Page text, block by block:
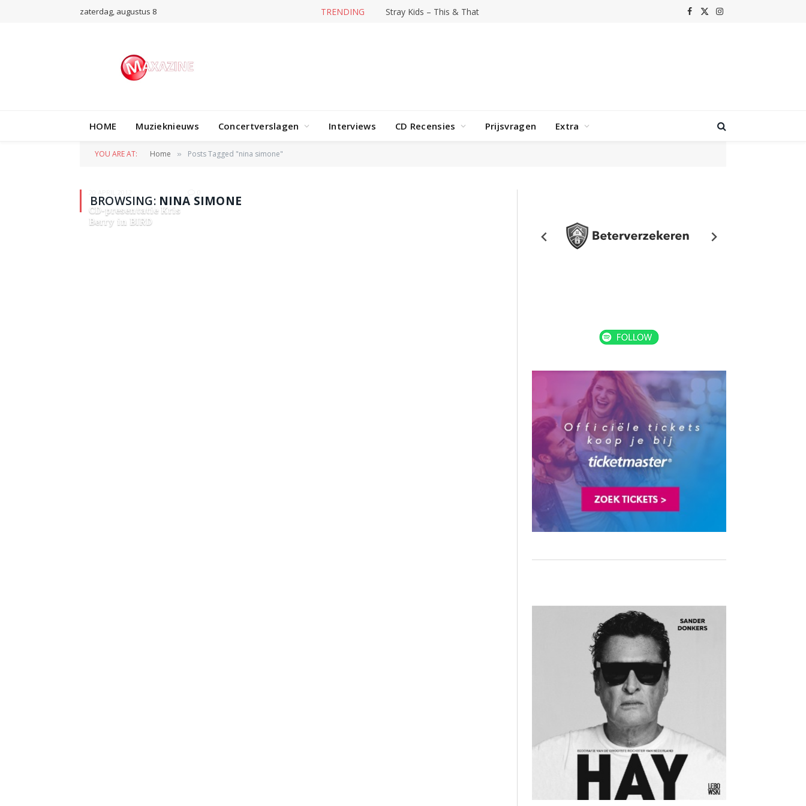
zaterdag, augustus 8 TRENDING Stray Kids – This & That Facebook
X
Instagram
HOME Muzieknieuws Concertverslagen Interviews CD Recensies Prijsvragen Extra
YOU ARE AT: Home » Posts Tagged "nina simone"
BROWSING: NINA SIMONE
CD-presentatie Kris
Berry in BIRD